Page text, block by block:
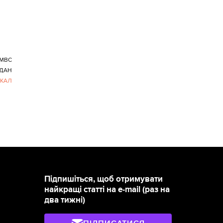
МВС
Підпишіться, щоб отримувати
найкращі статті на e-mail (раз на
два тижні)